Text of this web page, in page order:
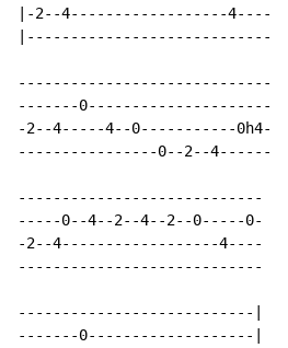
|-2--4------------------4----
|----------------------------
-----------------------------
-------0---------------------
-2--4-----4--0-----------0h4-
----------------0--2--4------
----------------------------
-----0--4--2--4--2--0-----0-
-2--4------------------4----
----------------------------
---------------------------|
-------0-------------------|